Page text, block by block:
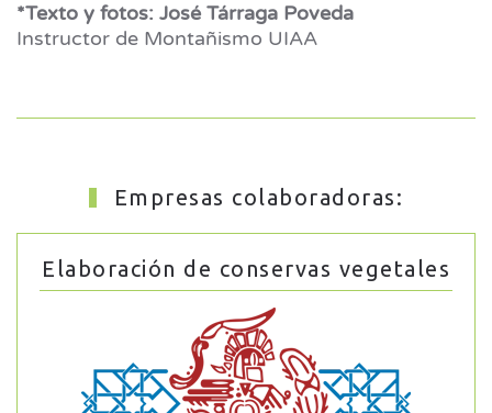
*Texto y fotos: José Tárraga Poveda
Instructor de Montañismo UIAA
Empresas colaboradoras:
Elaboración de conservas vegetales